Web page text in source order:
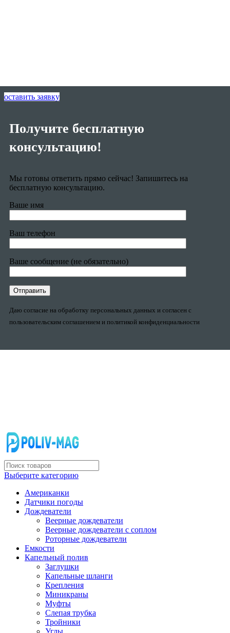
оставить заявку
Получите бесплатную
консультацию!
Мы готовы ответить прямо сейчас! Запишитесь на
бесплатную консультацию.
Ваше имя
Ваш телефон
Ваше сообщение (не обязательно)
Даю согласие на обработку персональных данных и согласен с
пользовательским соглашением и политикой конфиденциальности
Выберите категорию
Американки
Датчики погоды
Дождеватели
Веерные дождеватели
Веерные дождеватели с соплом
Роторные дождеватели
Емкости
Капельный полив
Заглушки
Капельные шланги
Крепления
Миникраны
Муфты
Слепая трубка
Тройники